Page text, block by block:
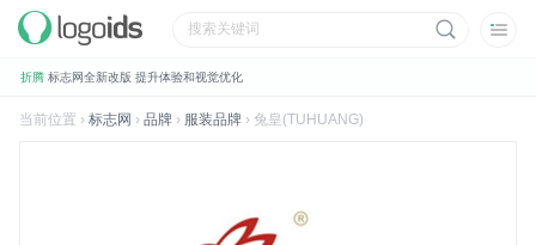
折腾 标志网全新改版 提升体验和视觉优化
规划标志网新增品牌大全栏目
当前位置 › 标志网 › 品牌 › 服装品牌 › 兔皇(TUHUANG)